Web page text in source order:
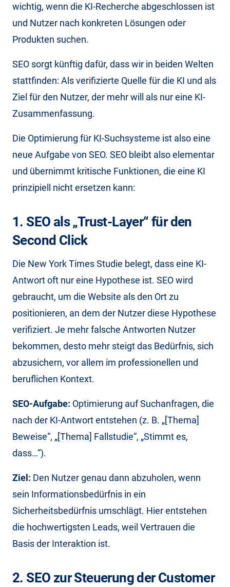
wichtig, wenn die KI-Recherche abgeschlossen ist
und Nutzer nach konkreten Lösungen oder
Produkten suchen.
SEO sorgt künftig dafür, dass wir in beiden Welten
stattfinden: Als verifizierte Quelle für die KI und als
Ziel für den Nutzer, der mehr will als nur eine KI-
Zusammenfassung.
Die Optimierung für KI-Suchsysteme ist also eine
neue Aufgabe von SEO. SEO bleibt also elementar
und übernimmt kritische Funktionen, die eine KI
prinzipiell nicht ersetzen kann:
1. SEO als „Trust-Layer“ für den
Second Click
Die New York Times Studie belegt, dass eine KI-
Antwort oft nur eine Hypothese ist. SEO wird
gebraucht, um die Website als den Ort zu
positionieren, an dem der Nutzer diese Hypothese
verifiziert. Je mehr falsche Antworten Nutzer
bekommen, desto mehr steigt das Bedürfnis, sich
abzusichern, vor allem im professionellen und
beruflichen Kontext.
SEO-Aufgabe: Optimierung auf Suchanfragen, die
nach der KI-Antwort entstehen (z. B. „[Thema]
Beweise“, „[Thema] Fallstudie“, „Stimmt es,
dass…“).
Ziel: Den Nutzer genau dann abzuholen, wenn
sein Informationsbedürfnis in ein
Sicherheitsbedürfnis umschlägt. Hier entstehen
die hochwertigsten Leads, weil Vertrauen die
Basis der Interaktion ist.
2. SEO zur Steuerung der Customer